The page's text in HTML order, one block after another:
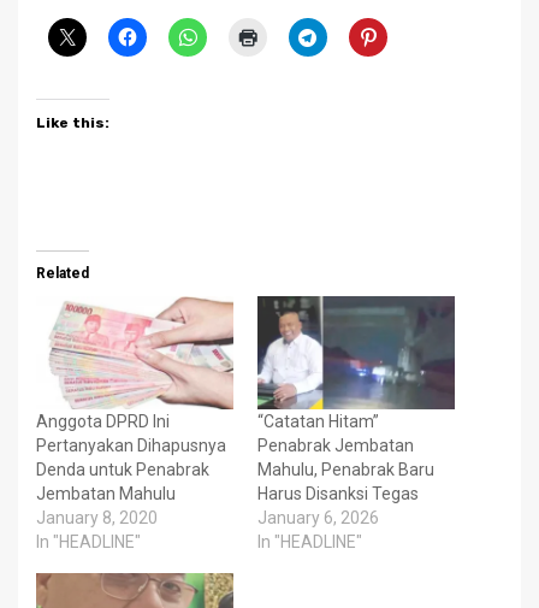
Like this:
Related
Anggota DPRD Ini
Pertanyakan Dihapusnya
Denda untuk Penabrak
Jembatan Mahulu
January 8, 2020
In "HEADLINE"
“Catatan Hitam”
Penabrak Jembatan
Mahulu, Penabrak Baru
Harus Disanksi Tegas
January 6, 2026
In "HEADLINE"